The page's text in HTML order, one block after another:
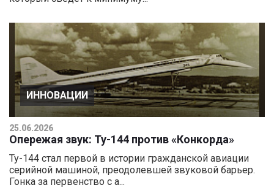
ИННОВАЦИИ
25.06.2026
Опережая звук: Ту-144 против «Конкорда»
Ту-144 стал первой в истории гражданской авиации
серийной машиной, преодолевшей звуковой барьер.
Гонка за первенство с а...